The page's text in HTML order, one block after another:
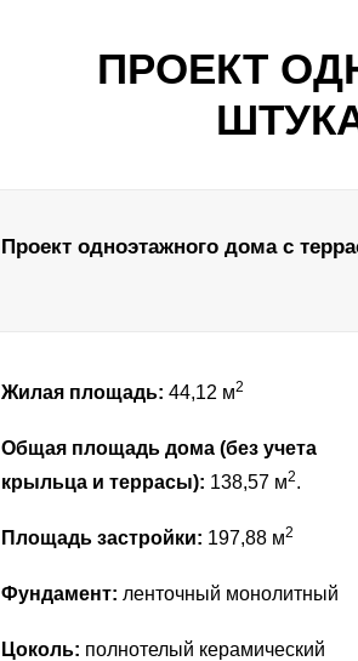
ПРОЕКТ
Проект одноэтажного дома с
Жилая площадь: 44,12 м2
Общая площадь дома (без учета
крыльца и террасы): 138,57 м2.
Площадь застройки: 197,88 м2
Фундамент: ленточный монолитный
Цоколь: полнотелый керамический